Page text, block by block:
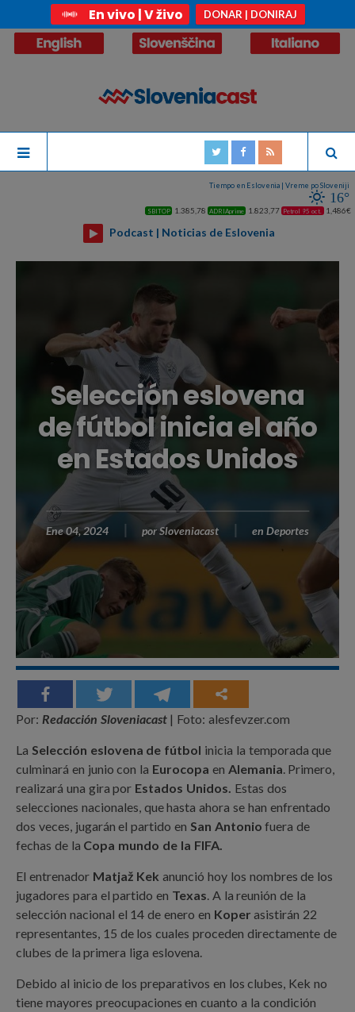
En vivo | V živo DONAR | DONIRAJ
Tiempo en Eslovenia | Vreme po Sloveniji
16°
SBITOP 1.385,78 ADRIAprime 1.823,77 Petrol 95 oct. 1,486€
Podcast | Noticias de Eslovenia
Selección eslovena
de fútbol inicia el año
en Estados Unidos
Ene 04, 2024 porSloveniacast en Deportes
Por: Redacción Sloveniacast| Foto: alesfevzer.com
La Selección eslovena de fútbol inicia la temporada que
culminará en junio con la Eurocopa en Alemania . Primero,
realizará una gira por Estados Unidos. Estas dos
selecciones nacionales, que hasta ahora se han enfrentado
dos veces, jugarán el partido en San Antonio fuera de
fechas de la Copa mundo de la FIFA.
El entrenador Matjaž Kek anunció hoy los nombres de los
jugadores para el partido en Texas . A la reunión de la
selección nacional el 14 de enero en Koper asistirán 22
representantes, 15 de los cuales proceden directamente de
clubes de la primera liga eslovena.
Debido al inicio de los preparativos en los clubes, Kek no
tiene mayores preocupaciones en cuanto a la condición